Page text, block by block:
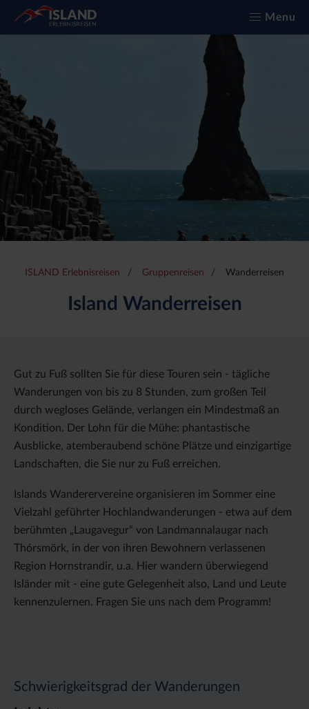
Menu
ISLAND Erlebnisreisen Gruppenreisen Wanderreisen
Island Wanderreisen
Gut zu Fuß sollten Sie für diese Touren sein - tägliche
Wanderungen von bis zu 8 Stunden, zum großen Teil
durch wegloses Gelände, verlangen ein Mindestmaß an
Kondition. Der Lohn für die Mühe: phantastische
Ausblicke, atemberaubend schöne Plätze und einzigartige
Landschaften, die Sie nur zu Fuß erreichen.
Islands Wanderervereine organisieren im Sommer eine
Vielzahl geführter Hochlandwanderungen - etwa auf dem
berühmten „Laugavegur“ von Landmannalaugar nach
Thórsmörk, in der von ihren Bewohnern verlassenen
Region Hornstrandir, u.a. Hier wandern überwiegend
Isländer mit - eine gute Gelegenheit also, Land und Leute
kennenzulernen. Fragen Sie uns nach dem Programm!
Schwierigkeitsgrad der Wanderungen